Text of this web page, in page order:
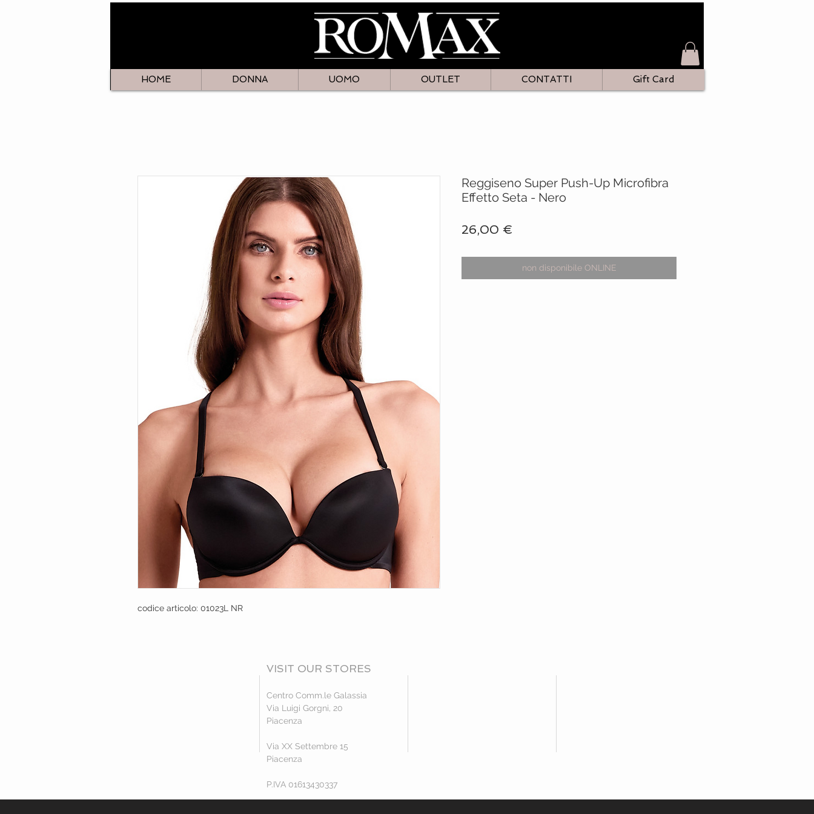
HOME DONNA UOMO OUTLET CONTATTI Gift Card
codice articolo: 01023L NR
Reggiseno Super Push-Up Microfibra
Effetto Seta - Nero
26,00 €
non disponibile ONLINE
VISIT OUR STORES
Centro Comm.le Galassia
Via Luigi Gorgni, 20
Piacenza
Via XX Settembre 15
Piacenza
P.IVA 01613430337